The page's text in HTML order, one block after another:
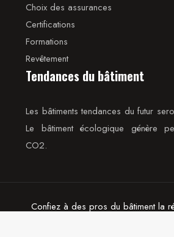
Choix des assurances
Certifications
Formations
Revêtement
Tendances du bâtiment
Les bâtiments tendances du futur
Le bâtiment écologique génère
CO2.
Confiez à des pros du bâtiment la